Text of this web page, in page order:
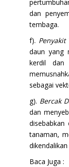
dan
tembaga.
f).
daun yang
kerdil dan
sebagai
g). Bercak
dan
disebabkan
tanaman,
Baca Juga :